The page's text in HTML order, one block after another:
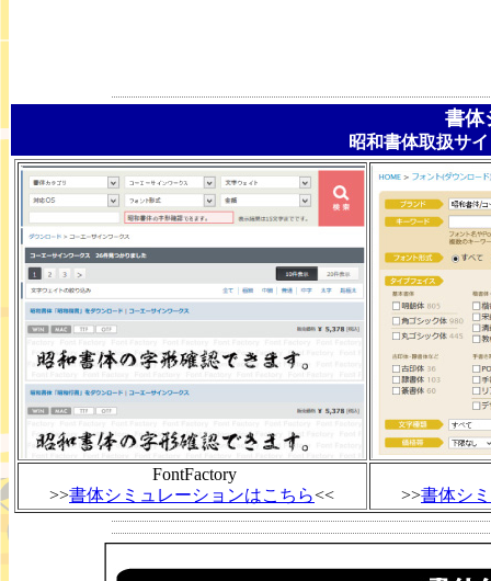
書体
昭和書体取扱サ
FontFactory
>>書体シミュレーションはこちら<< >>書体シ